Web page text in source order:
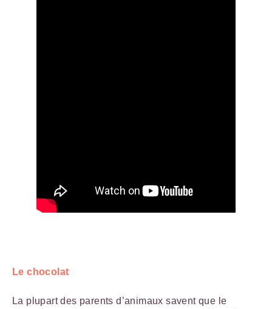
Le chocolat
La plupart des parents d’animaux savent que le